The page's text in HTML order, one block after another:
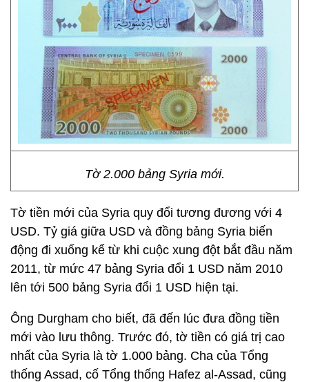
Tờ 2.000 bảng Syria mới.
Tờ tiền mới của Syria quy đổi tương đương với 4
USD. Tỷ giá giữa USD và đồng bảng Syria biến
động đi xuống kể từ khi cuộc xung đột bắt đầu năm
2011, từ mức 47 bảng Syria đổi 1 USD năm 2010
lên tới 500 bảng Syria đổi 1 USD hiện tại.
Ông Durgham cho biết, đã đến lúc đưa đồng tiền
mới vào lưu thông. Trước đó, tờ tiền có giá trị cao
nhất của Syria là tờ 1.000 bảng. Cha của Tổng
thống Assad, cố Tổng thống Hafez al-Assad, cũng